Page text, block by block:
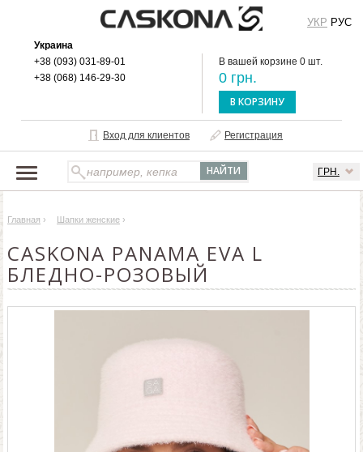
Украина
+38 (093) 031-89-01
+38 (068) 146-29-30
В вашей корзине 0 шт.
0 грн.
В КОРЗИНУ
Вход для клиентов Регистрация
ГРН.
УКР РУС
О БРЕНДЕ
ДОСТАВКА И ОПЛАТА
ОПТОВЫМ КЛИЕНТАМ
Главная › Шапки женские ›
CASKONA PANAMA EVA L
БЛЕДНО-РОЗОВЫЙ